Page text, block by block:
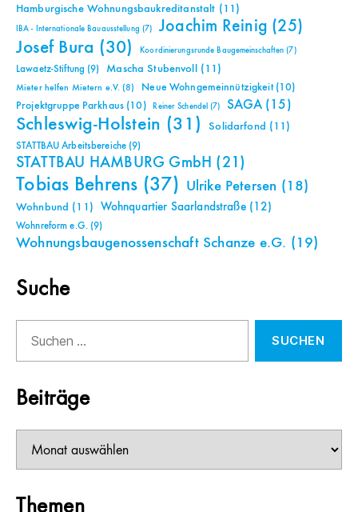
Hamburgische Wohnungsbaukreditanstalt (11)
IBA - Internationale Bauausstellung (7) Joachim Reinig (25)
Josef Bura (30) Koordinierungsrunde Baugemeinschaften (7)
Lawaetz-Stiftung (9) Mascha Stubenvoll (11)
Mieter helfen Mietern e.V. (8) Neue Wohngemeinnützigkeit(10)
Projektgruppe Parkhaus (10) Reiner Schendel (7) SAGA(15)
Schleswig-Holstein (31) Solidarfond (11)
STATTBAU Arbeitsbereiche (9)
STATTBAU HAMBURG GmbH (21)
Tobias Behrens (37) Ulrike Petersen (18)
Wohnbund (11) Wohnquartier Saarlandstraße(12)
Wohnreform e.G.(9)
Wohnungsbaugenossenschaft Schanze e.G. (19)
Suche
nach:
Beiträge